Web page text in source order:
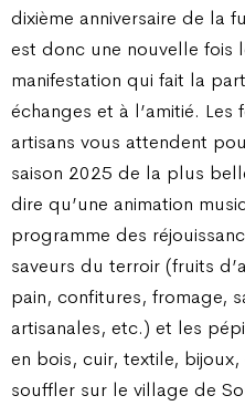
dixième anniversaire de la
est donc une nouvelle fois
manifestation qui fait la
échanges et à l’amitié.
artisans vous attendent
saison 2025 de la plus
dire qu’une animation
programme des
saveurs du terroir (fruits
pain, confitures, fromage,
artisanales, etc.) et les
en bois, cuir, textile,
souffler sur le village de